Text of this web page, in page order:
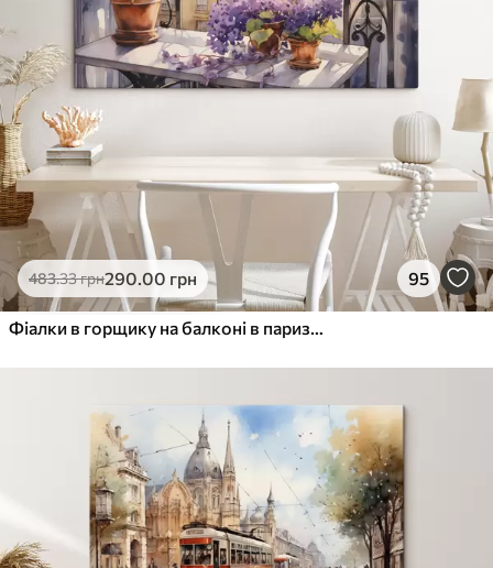
483.33грн290.00 грн 95
Фіалки в горщику на балконі в паризькій акварелі